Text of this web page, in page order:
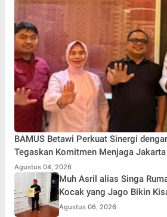
BAMUS Betawi Perkuat Sinergi
Tegaskan Komitmen Menjaga
Kondusif Jelang HUT ke-81 Republik
Agustus 04, 2026
Muh Asril alias Singa
Kocak yang Jago Bikin
Jadi Hiburan
Agustus 06, 2026